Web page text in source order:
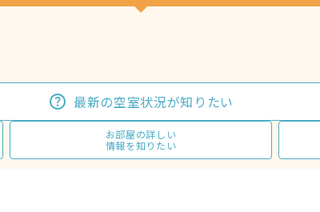
最新の空室状況が知りたい
お部屋の詳しい
情報を知りたい